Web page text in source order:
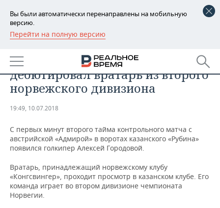
Вы были автоматически перенаправлены на мобильную
версию.
Перейти на полную версию
РЕГИОНЫ
БАШКОРТОСТАН
ТАТАРСТАН
НОВОСТИ
АНАЛИТИКА
ДЕКЛАРАЦИИ О ДОХОДАХ
КОРОЛИ ГОСЗАКАЗА ПФО
ВУЗЫ ТАТАРСТАНА
КОМУ ПРИНАДЛЕЖАТ
ТОРГОВЫЕ ЦЕНТРЫ
НОВОСТИ ЭКОНОМИКИ
ФИНАНСЫ
БАНКИ
БЮДЖЕТ
ПРОМЫШЛЕННОСТЬ
НОВОСТИ
ПРОМЫШЛЕННОСТИ
АГРОПРОМ
МАШИНОСТРОЕНИЕ
НЕДВИЖИМОСТЬ
НОВОСТИ НЕДВИЖИМОСТИ
АВТО
НОВОСТИ АВТО
БИЗНЕС
За «Рубин» в контрольном матче
дебютировал вратарь из второго
норвежского дивизиона
19:49, 10.07.2018
С первых минут второго тайма контрольного матча с
австрийской «Адмирой» в воротах казанского «Рубина»
появился голкипер Алексей Городовой.
Вратарь, принадлежащий норвежскому клубу
«Конгсвингер», проходит просмотр в казанском клубе. Его
команда играет во втором дивизионе чемпионата
Норвегии.